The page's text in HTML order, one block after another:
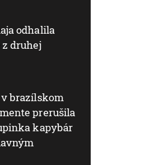
odhalila
druhej
v brazílskom
prerušila
kapybár